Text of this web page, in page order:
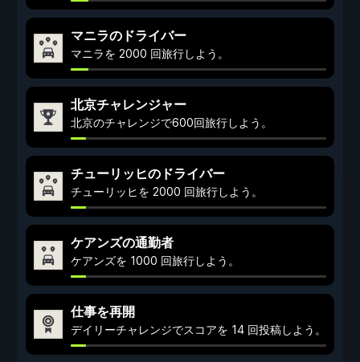
マニラのドライバー
マニラを 2000 回旅行しよう。
北京チャレンジャー
北京のチャレンジで600回旅行しよう。
チューリッヒのドライバー
チューリッヒを 2000 回旅行しよう。
ケアンズの通勤者
ケアンズを 1000 回旅行しよう。
仕事を再開
デイリーチャレンジでスコアを 14 回投稿しよう。